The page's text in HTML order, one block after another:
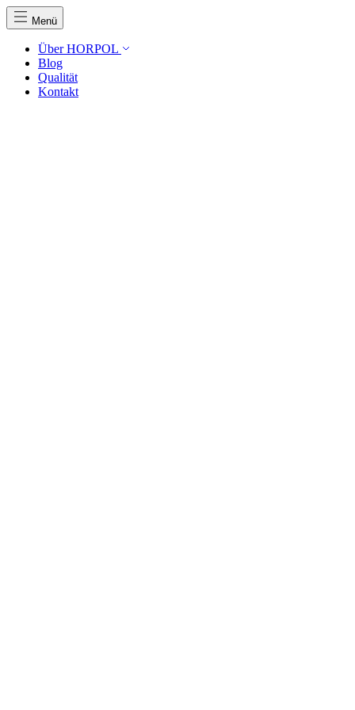
Menü
Über HORPOL
Blog
Qualität
Kontakt